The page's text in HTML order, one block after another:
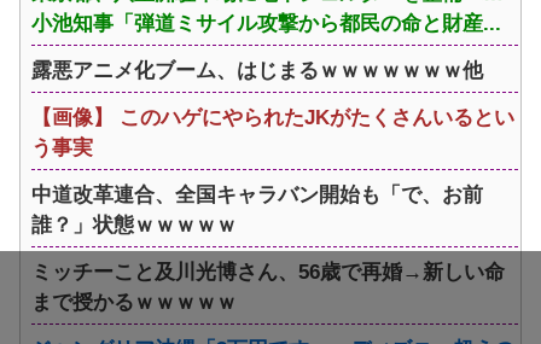
小池知事「弾道ミサイル攻撃から都民の命と財産...
露悪アニメ化ブーム、はじまるｗｗｗｗｗｗｗ他
【画像】 このハゲにやられたJKがたくさんいるとい
う事実
中道改革連合、全国キャラバン開始も「で、お前
誰？」状態ｗｗｗｗｗ
ミッチーこと及川光博さん、56歳で再婚→新しい命
まで授かるｗｗｗｗｗ